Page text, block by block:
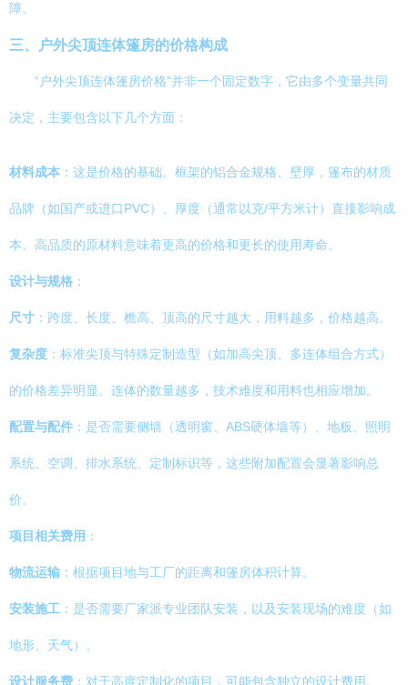
障。
三、户外尖顶连体篷房的价格构成
“户外尖顶连体篷房价格”并非一个固定数字，它由多个变量共同
决定，主要包含以下几个方面：
材料成本 ：这是价格的基础。框架的铝合金规格、壁厚，篷布的材质
品牌（如国产或进口PVC）、厚度（通常以克/平方米计）直接影响成
本。高品质的原材料意味着更高的价格和更长的使用寿命。
设计与规格 ：
尺寸 ：跨度、长度、檐高、顶高的尺寸越大，用料越多，价格越高。
复杂度 ：标准尖顶与特殊定制造型（如加高尖顶、多连体组合方式）
的价格差异明显。连体的数量越多，技术难度和用料也相应增加。
配置与配件 ：是否需要侧墙（透明窗、ABS硬体墙等）、地板、照明
系统、空调、排水系统、定制标识等，这些附加配置会显著影响总
价。
项目相关费用 ：
物流运输 ：根据项目地与工厂的距离和篷房体积计算。
安装施工 ：是否需要厂家派专业团队安装，以及安装现场的难度（如
地形、天气）。
设计服务费 ：对于高度定制化的项目，可能包含独立的设计费用。